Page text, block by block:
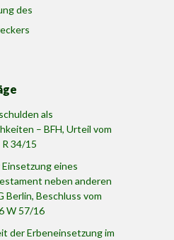
des
als
– BFH, Urteil vom
34/15
eines
neben anderen
Beschluss vom
W 57/16
der Erbeneinsetzung im